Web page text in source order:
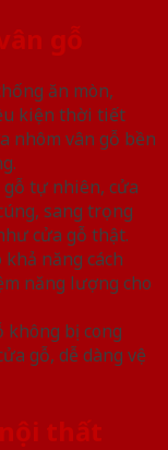
gỗ
ăn mòn,
kiện thời tiết
nhôm vân gỗ bền
tự nhiên, cửa
sang trọng
cửa gỗ thật.
khả năng cách
năng lượng cho
không bị cong
gỗ, dễ dàng vệ
thất